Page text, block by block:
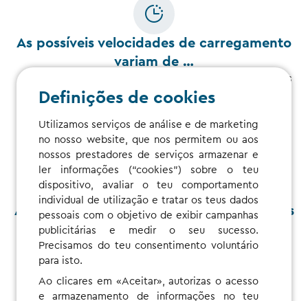
As possíveis velocidades de carregamento
variam de …
… normal com corrente CA (corrente alternada), para mais
rápido com CC (corrente contínua), para extra-rápido com
HPC (carregamento de alta potência).
A forma mais fácil de determinar os preços
em qualquer ponto de carregamento é …
...consultar o nossomapa. Consulta as informações de
preço para qualquer posto de carregamento e tarifa,
mesmo antes de te registares.
Definições de cookies
Utilizamos serviços de análise e de marketing
no nosso website, que nos permitem ou aos
nossos prestadores de serviços armazenar e
ler informações (“cookies”) sobre o teu
dispositivo, avaliar o teu comportamento
individual de utilização e tratar os teus dados
pessoais com o objetivo de exibir campanhas
publicitárias e medir o seu sucesso.
Precisamos do teu consentimento voluntário
para isto.
Ao clicares em «Aceitar», autorizas o acesso
e armazenamento de informações no teu